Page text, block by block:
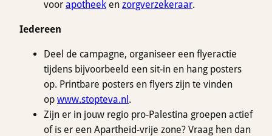
voor apotheek en zorgverzekeraar.
Iedereen
Deel de campagne, organiseer een flyeractie
tijdens bijvoorbeeld een sit-in en hang posters
op. Printbare posters en flyers zijn te vinden
op www.stopteva.nl .
Zijn er in jouw regio pro-Palestina groepen actief
of is er een Apartheid-vrije zone? Vraag hen dan